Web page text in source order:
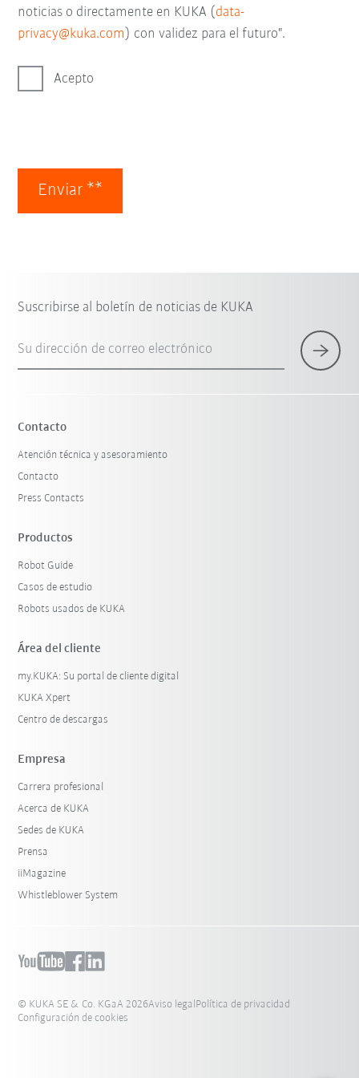
noticias o directamente en KUKA ( data-
privacy@kuka.com ) con validez para el futuro".
Acepto
Enviar **
Suscribirse al boletín de noticias de KUKA
Su dirección de correo electrónico
Contacto
Atención técnica y asesoramiento
Contacto
Press Contacts
Productos
Robot Guide
Casos de estudio
Robots usados de KUKA
Área del cliente
my.KUKA: Su portal de cliente digital
KUKA Xpert
Centro de descargas
Empresa
Carrera profesional
Acerca de KUKA
Sedes de KUKA
Prensa
iiMagazine
Whistleblower System
© KUKA SE & Co. KGaA 2026Aviso legalPolítica de privacidad
Configuración de cookies